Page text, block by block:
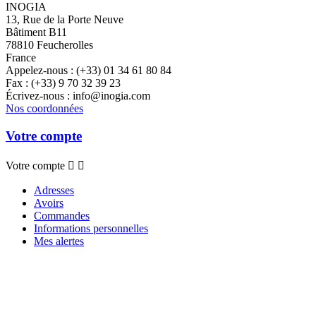
INOGIA
13, Rue de la Porte Neuve
Bâtiment B11
78810 Feucherolles
France
Appelez-nous : (+33) 01 34 61 80 84
Fax : (+33) 9 70 32 39 23
Écrivez-nous : info@inogia.com
Nos coordonnées
Votre compte
Votre compte  
Adresses
Avoirs
Commandes
Informations personnelles
Mes alertes